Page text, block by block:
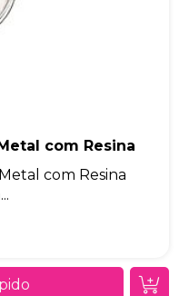
com Resina
com Resina